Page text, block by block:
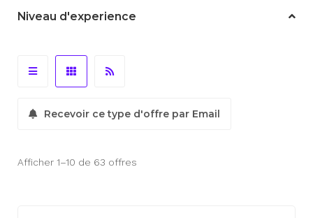
Niveau d'experience
Recevoir ce type d'offre par Email
Afficher 1–10 de 63 offres